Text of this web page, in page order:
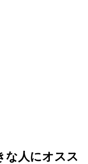
な人にオスス